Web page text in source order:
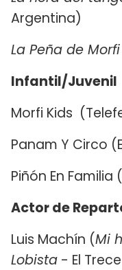
Argentina)
La Peña de Morfi
Infantil/Juvenil
Morfi Kids
Panam Y Circo
Piñón En Familia
Actor de
Luis Machín (Mi
Lobista - El